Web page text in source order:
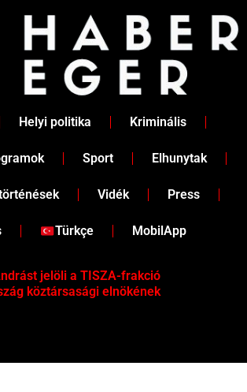
Helyi politika Kriminális
Sport Elhunytak
Vidék Press
Türkçe MobilApp
jelöli a TISZA-frakció
köztársasági elnökének